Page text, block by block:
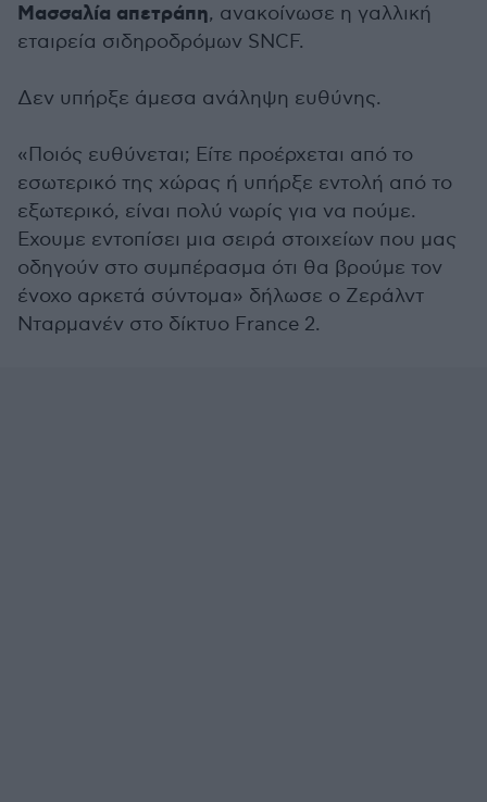
Μασσαλία απετράπη, ανακοίνωσε η γαλλική
εταιρεία σιδηροδρόμων SNCF.
Δεν υπήρξε άμεσα ανάληψη ευθύνης.
«Ποιός ευθύνεται; Είτε προέρχεται από το
εσωτερικό της χώρας ή υπήρξε εντολή από το
εξωτερικό, είναι πολύ νωρίς για να πούμε.
Εχουμε εντοπίσει μια σειρά στοιχείων που μας
οδηγούν στο συμπέρασμα ότι θα βρούμε τον
ένοχο αρκετά σύντομα» δήλωσε ο Ζεράλντ
Νταρμανέν στο δίκτυο France 2.